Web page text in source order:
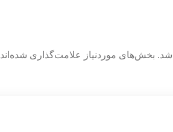
شد. بخش‌های موردنیاز علامت‌گذاری شده‌اند